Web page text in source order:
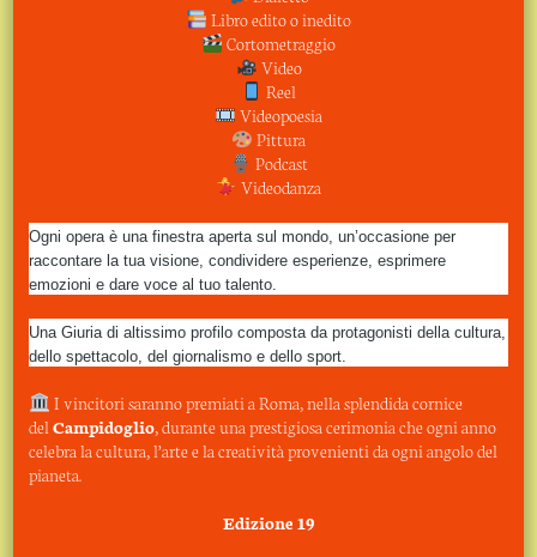
POTREBBE ANCHE PIACERTI
ADDIO A PINO SCACCIA
28 Ottobre 2020
Libro edito o inedito
Cortometraggio
Video
Reel
Videopoesia
Pittura
Podcast
Videodanza
Ogni opera è una finestra aperta sul mondo, un’occasione per
raccontare la tua visione, condividere esperienze, esprimere
emozioni e dare voce al tuo talento.
Una Giuria di altissimo profilo composta da protagonisti della cultura,
dello spettacolo, del giornalismo e dello sport.
I vincitori saranno premiati a Roma, nella splendida cornice
delCampidoglio, durante una prestigiosa cerimonia che ogni anno
celebra la cultura, l’arte e la creatività provenienti da ogni angolo del
pianeta.
Edizione 19